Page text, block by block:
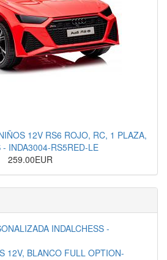
12V RS6 ROJO, RC, 1 PLAZA,
- INDA3004-RS5RED-LE
259.00EUR
INDALCHESS -
12V, BLANCO FULL OPTION-